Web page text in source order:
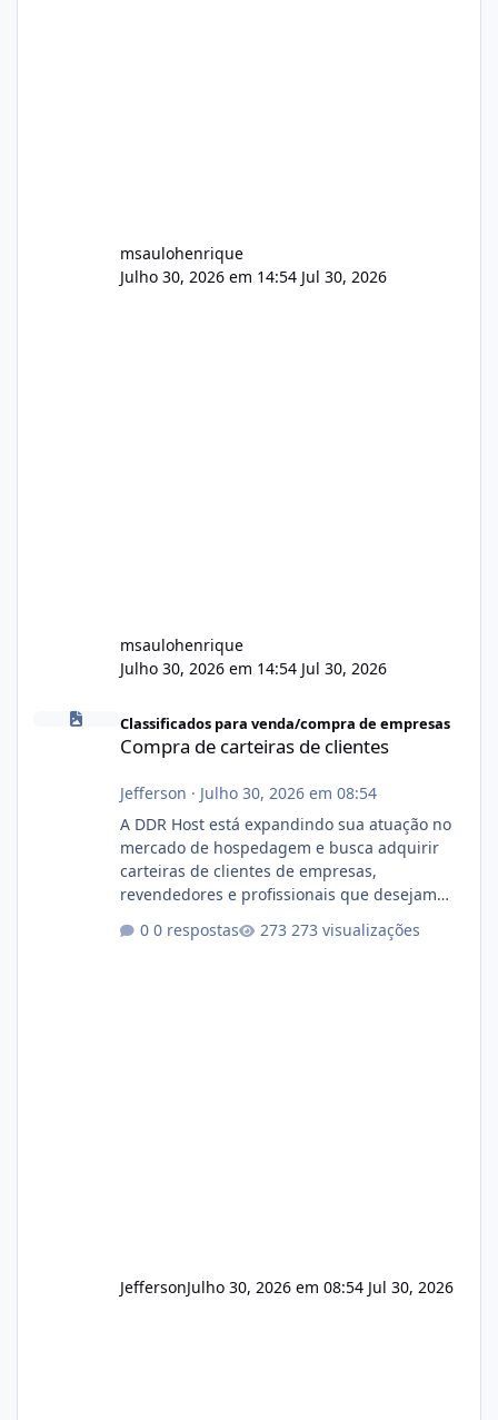
msaulohenrique
Julho 30, 2026 em 14:54 Jul 30, 2026
msaulohenrique
Julho 30, 2026 em 14:54 Jul 30, 2026
Compra de carteiras de clientes
Classificados para venda/compra de empresas
Compra de carteiras de clientes
Jefferson · Julho 30, 2026 em 08:54
A DDR Host está expandindo sua atuação no
mercado de hospedagem e busca adquirir
carteiras de clientes de empresas,
revendedores e profissionais que desejam
operação. Se você possui clientes ativos de
0 respostas 273 visualizações
JeffersonJulho 30, 2026 em 08:54 Jul 30, 2026